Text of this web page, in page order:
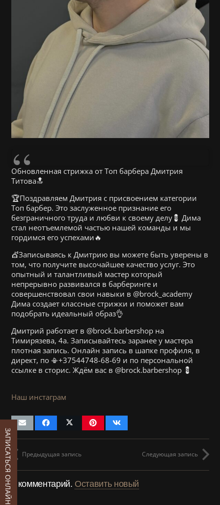
Обновленная стрижка от Топ барбера Дмитрия
Титова🔝
🏆Поздравляем Дмитрия с присвоением категории
Топ барбер. Это заслуженное признание его
безграничного труда и любви к своему делу💈 Дима
стал неотъемлемой частью нашей команды и мы
гордимся его успехами🔥
💇Записываясь к Дмитрию вы можете быть уверены в
том, что получите высочайшее качество услуг. Это
опытный и талантливый мастер который
непрерывно развивался в барберинге и
совершенствовал свои навыки в @brock_academy
Дима создает классные стрижки и поможет вам
подобрать идеальный образ👌
Дмитрий работает в @brock.barbershop на
Тимирязева, 4а. Записывайтесь заранее у мастера
плотная запись. Онлайн запись в шапке профиля, в
директ, по 📳+37544748-68-69 и по персональной
ссылке в сторис. Ждём вас в @brock.barbershop 💈
Наш инстаграм
Предыдущая запись Следующая запись
комментарий. Оставить новый
ЗАПИСАТЬСЯ ОНЛАЙН